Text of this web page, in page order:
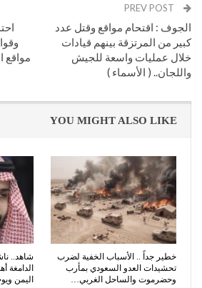
الجوف : اقتحام مواقع وقتل عدد
كبير من المرتزقة بينهم قيادات
خلال عمليات واسعة للجيش
واللجان.. ( الأسماء )
مواقع
YOU MIGHT ALSO LIKE
خطير جداً .. الأسباب الخفية لضرب
تحشيدات العدو السعودي بمأرب
وحضرموت والساحل الغربي…
شاهد..
الدامغة
اليمن